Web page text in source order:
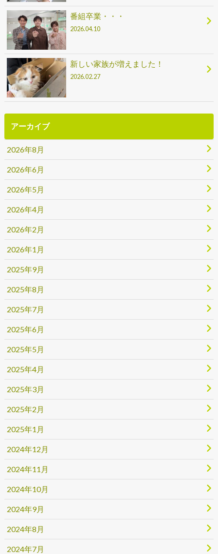
番組卒業・・・
2026.04.10
新しい家族が増えました！
2026.02.27
アーカイブ
2026年8月
2026年6月
2026年5月
2026年4月
2026年2月
2026年1月
2025年9月
2025年8月
2025年7月
2025年6月
2025年5月
2025年4月
2025年3月
2025年2月
2025年1月
2024年12月
2024年11月
2024年10月
2024年9月
2024年8月
2024年7月